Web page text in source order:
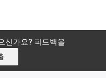
신가요? 피드백을